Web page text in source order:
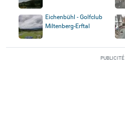
Eichenbühl - Golfclub
Miltenberg-Erftal
PUBLICITÉ